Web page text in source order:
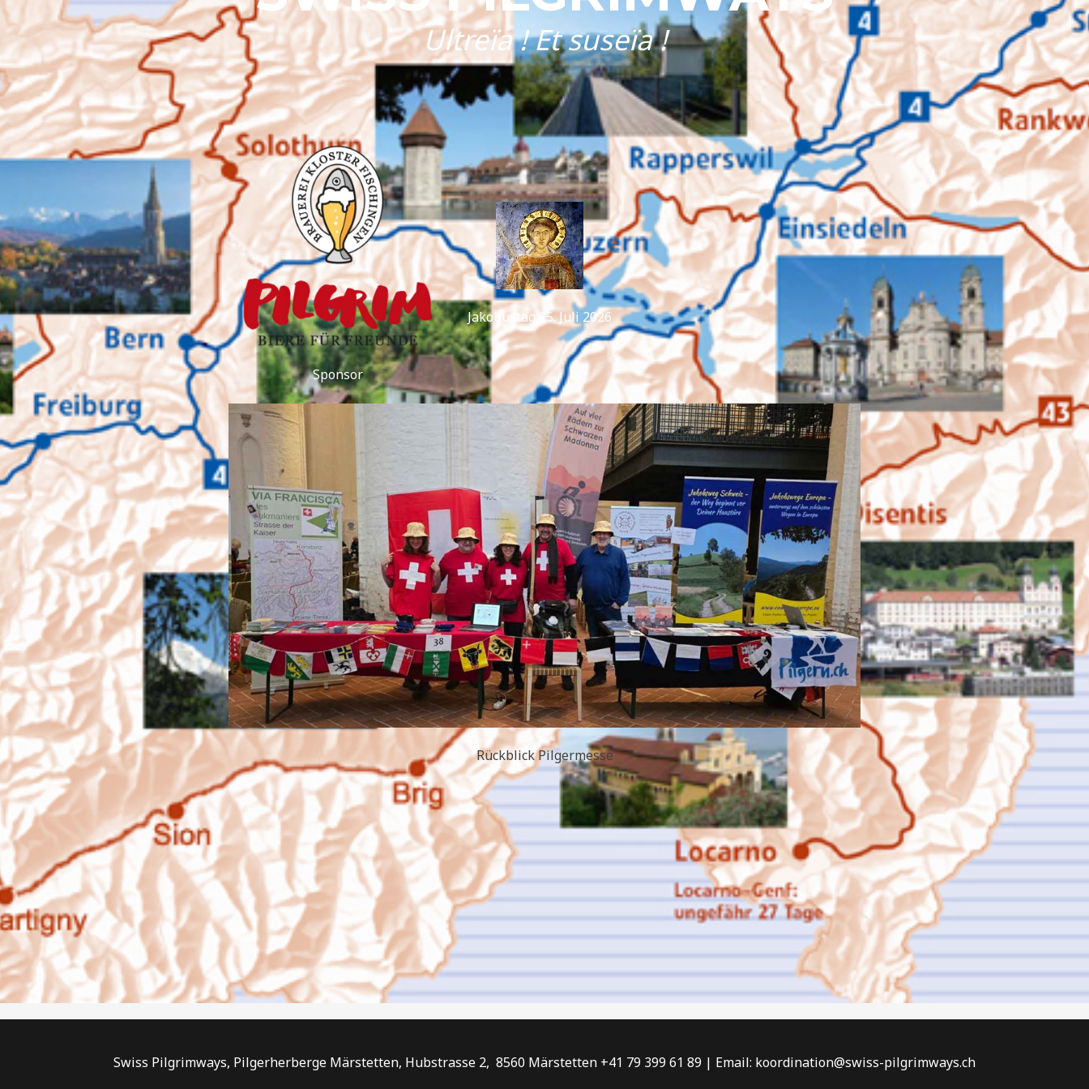
Ultreïa ! Et suseïa !
Sponsor
Jakobustag 25. Juli 2026
Rückblick Pilgermesse
Swiss Pilgrimways, Pilgerherberge Märstetten, Hubstrasse 2, 8560 Märstetten +41 79 399 61 89 | Email: koordination@swiss-pilgrimways.ch